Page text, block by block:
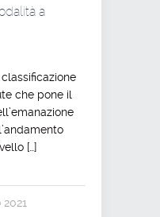
a
che pone il
[…]